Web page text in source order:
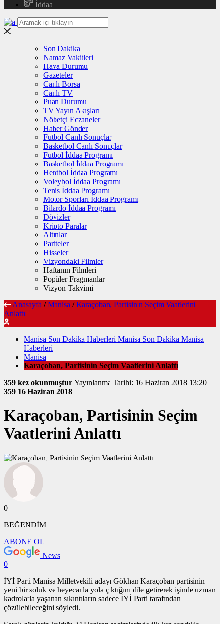
İddaa
Son Dakika
Namaz Vakitleri
Hava Durumu
Gazeteler
Canlı Borsa
Canlı TV
Puan Durumu
TV Yayın Akışları
Nöbetçi Eczaneler
Haber Gönder
Futbol Canlı Sonuçlar
Basketbol Canlı Sonuçlar
Futbol İddaa Programı
Basketbol İddaa Programı
Hentbol İddaa Programı
Voleybol İddaa Programı
Tenis İddaa Programı
Motor Sporları İddaa Programı
Bilardo İddaa Programı
Dövizler
Kripto Paralar
Altınlar
Pariteler
Hisseler
Vizyondaki Filmler
Haftanın Filmleri
Popüler Fragmanlar
Vizyon Takvimi
Anasayfa / Manisa / Karaçoban, Partisinin Seçim Vaatlerini
Anlattı
Manisa Son Dakika Haberleri Manisa Son Dakika Manisa
Haberleri
Manisa
Karaçoban, Partisinin Seçim Vaatlerini Anlattı
359 kez okunmuştur Yayınlanma Tarihi: 16 Haziran 2018 13:20
359 16 Haziran 2018
Karaçoban, Partisinin Seçim
Vaatlerini Anlattı
0
BEĞENDİM
ABONE OL
News
0
İYİ Parti Manisa Milletvekili adayı Gökhan Karaçoban partisinin
yeni bir soluk ve heyecanla yola çıktığını dile getirerek işinde uzman
kadrolarla yaşanan sıkıntıların sadece İYİ Parti tarafından
çözülebileceğini söyledi.